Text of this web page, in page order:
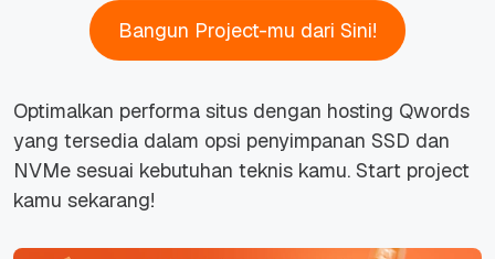
Bangun Project-mu dari Sini!
Optimalkan performa situs dengan hosting Qwords
yang tersedia dalam opsi penyimpanan SSD dan
NVMe sesuai kebutuhan teknis kamu. Start project
kamu sekarang!